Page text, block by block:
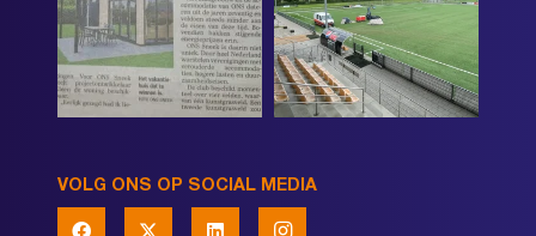
VOLG ONS OP SOCIAL MEDIA